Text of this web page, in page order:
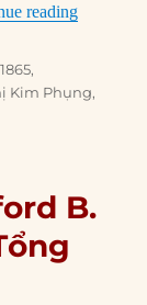
reading“03/03/
Tags
1865,
Kim Phụng,
B.